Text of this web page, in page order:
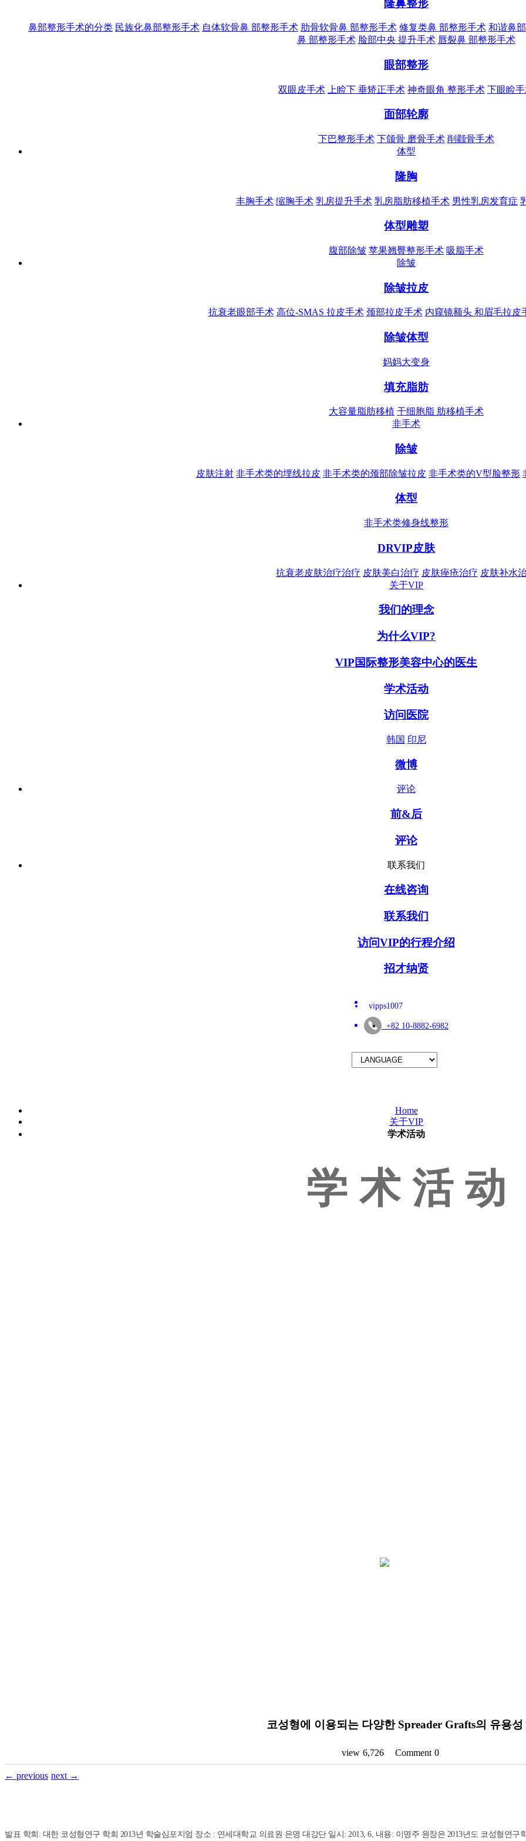
隆鼻整形
鼻部整形手术的分类 民族化鼻部整形手术 自体软骨鼻 部整形手术 肋骨软骨鼻 部整形手术 修复类鼻 部整形手术 和谐鼻
鼻 部整形手术 脸部中央 提升手术 唇裂鼻 部整形手术
眼部整形
双眼皮手术 上睑下 垂矫正手术 神奇眼角 整形手术 下眼睑
面部轮廓
下巴整形手术 下颌骨 磨骨手术 削颧骨手术
体型
隆胸
丰胸手术 缩胸手术 乳房提升手术 乳房脂肪移植手术 男性乳房发育症
体型雕塑
腹部除皱 苹果翘臀整形手术 吸脂手术
除皱
除皱拉皮
抗衰老眼部手术 高位-SMAS 拉皮手术 颈部拉皮手术 内窥镜额头 和眉毛拉皮
除皱体型
妈妈大变身
填充脂肪
大容量脂肪移植 干细胞脂 肪移植手术
非手术
除皱
皮肤注射 非手术类的埋线拉皮 非手术类的颈部除皱拉皮 非手术类的V型脸整形
体型
非手术类修身线整形
DRVIP皮肤
抗衰老皮肤治疗治疗 皮肤美白治疗 皮肤痤疮治疗 皮肤补水
关于VIP
我们的理念
为什么VIP?
VIP国际整形美容中心的医生
学术活动
访问医院
韩国 印尼
微博
评论
前&后
评论
联系我们
在线咨询
联系我们
访问VIP的行程介绍
招才纳贤
vipps1007
+82 10-8882-6982
Home
关于VIP
学术活动
学术活动
코성형에 이용되는 다양한 Spreader Grafts의 유용성
view 6,726 Comment 0
← previous next →
발표 학회: 대한 코성형연구 학회 2013년 학술심포지엄 장소 : 연세대학교 의료원 은명 대강단 일시: 2013, 6, 내용: 이명주 원장은 2013년도 코성형연